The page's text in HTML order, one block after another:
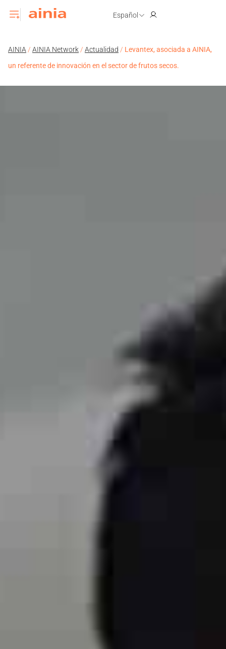
Español
AINIA / AINIA Network / Actualidad / Levantex, asociada a AINIA,
un referente de innovación en el sector de frutos secos.